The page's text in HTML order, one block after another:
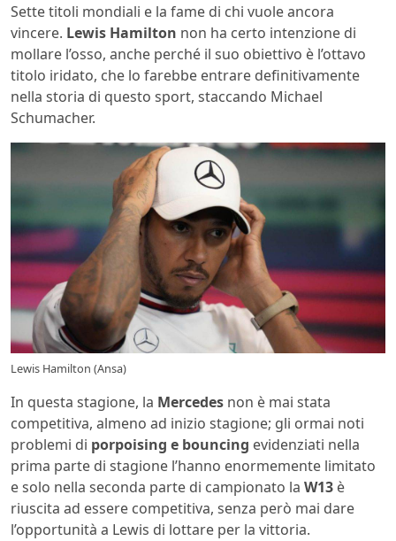
Sette titoli mondiali e la fame di chi vuole ancora
vincere. Lewis Hamilton non ha certo intenzione di
mollare l’osso, anche perché il suo obiettivo è l’ottavo
titolo iridato, che lo farebbe entrare definitivamente
nella storia di questo sport, staccando Michael
Schumacher.
Lewis Hamilton (Ansa)
In questa stagione, la Mercedes non è mai stata
competitiva, almeno ad inizio stagione; gli ormai noti
problemi di porpoising e bouncing evidenziati nella
prima parte di stagione l’hanno enormemente limitato
e solo nella seconda parte di campionato la W13 è
riuscita ad essere competitiva, senza però mai dare
l’opportunità a Lewis di lottare per la vittoria.